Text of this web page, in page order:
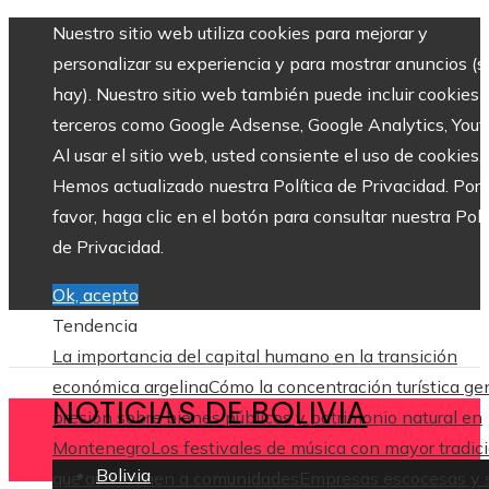
Nuestro sitio web utiliza cookies para mejorar y
personalizar su experiencia y para mostrar anuncios
hay). Nuestro sitio web también puede incluir cookies
terceros como Google Adsense, Google Analytics,
Al usar el sitio web, usted consiente el uso de cookies.
Hemos actualizado nuestra Política de Privacidad. Por
favor, haga clic en el botón para consultar nuestra
de Privacidad.
Ok, acepto
Tendencia
La importancia del capital humano en la transición
económica argelinaCómo la concentración turística
presión sobre bienes públicos y patrimonio natural en
MontenegroLos festivales de música con mayor
que aún reúnen a comunidades
Empresas escocesas y
NOTICIAS DE BOLIVIA
Bolivia